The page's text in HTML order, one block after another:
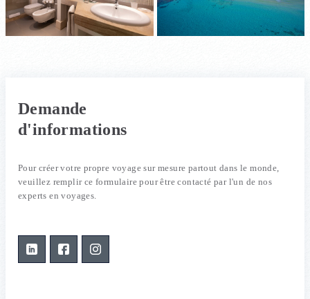
Demande
d'informations
Pour créer votre propre voyage sur mesure partout dans le monde,
veuillez remplir ce formulaire pour être contacté par l'un de nos
experts en voyages.